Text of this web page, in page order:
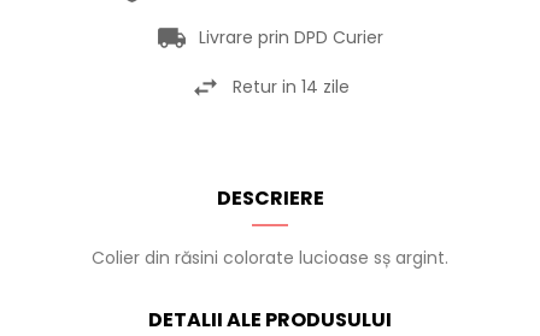
Livrare prin DPD Curier
Retur in 14 zile
DESCRIERE
Colier din răsini colorate lucioase sș argint.
DETALII ALE PRODUSULUI